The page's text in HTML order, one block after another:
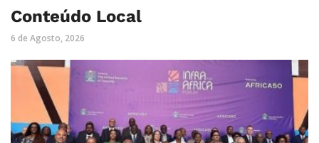
Conteúdo Local
6 de Agosto, 2026